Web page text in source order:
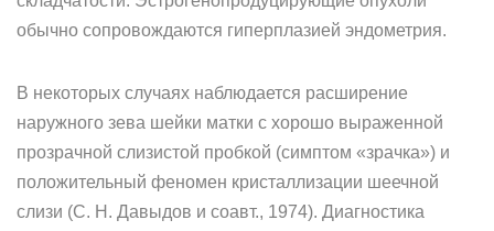
обычно сопровождаются гиперплазией эндометрия.
В некоторых случаях наблюдается расширение
наружного зева шейки матки с хорошо выраженной
прозрачной слизистой пробкой (симптом «зрачка») и
положительный феномен кристаллизации шеечной
слизи (С. Н. Давыдов и соавт., 1974). Диагностика